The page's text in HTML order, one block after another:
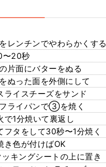
ンチンでやわらかくする
〜20秒
片面にバターをぬる
った面を外側にして
ライスチーズをサンド
ライパンで③を焼く
で1分焼いて裏返し
フタをして30秒〜1分焼く
き色が付けばOK
ングシートの上に置き